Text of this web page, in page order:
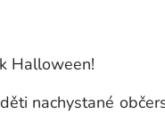
Halloween!
nachystané